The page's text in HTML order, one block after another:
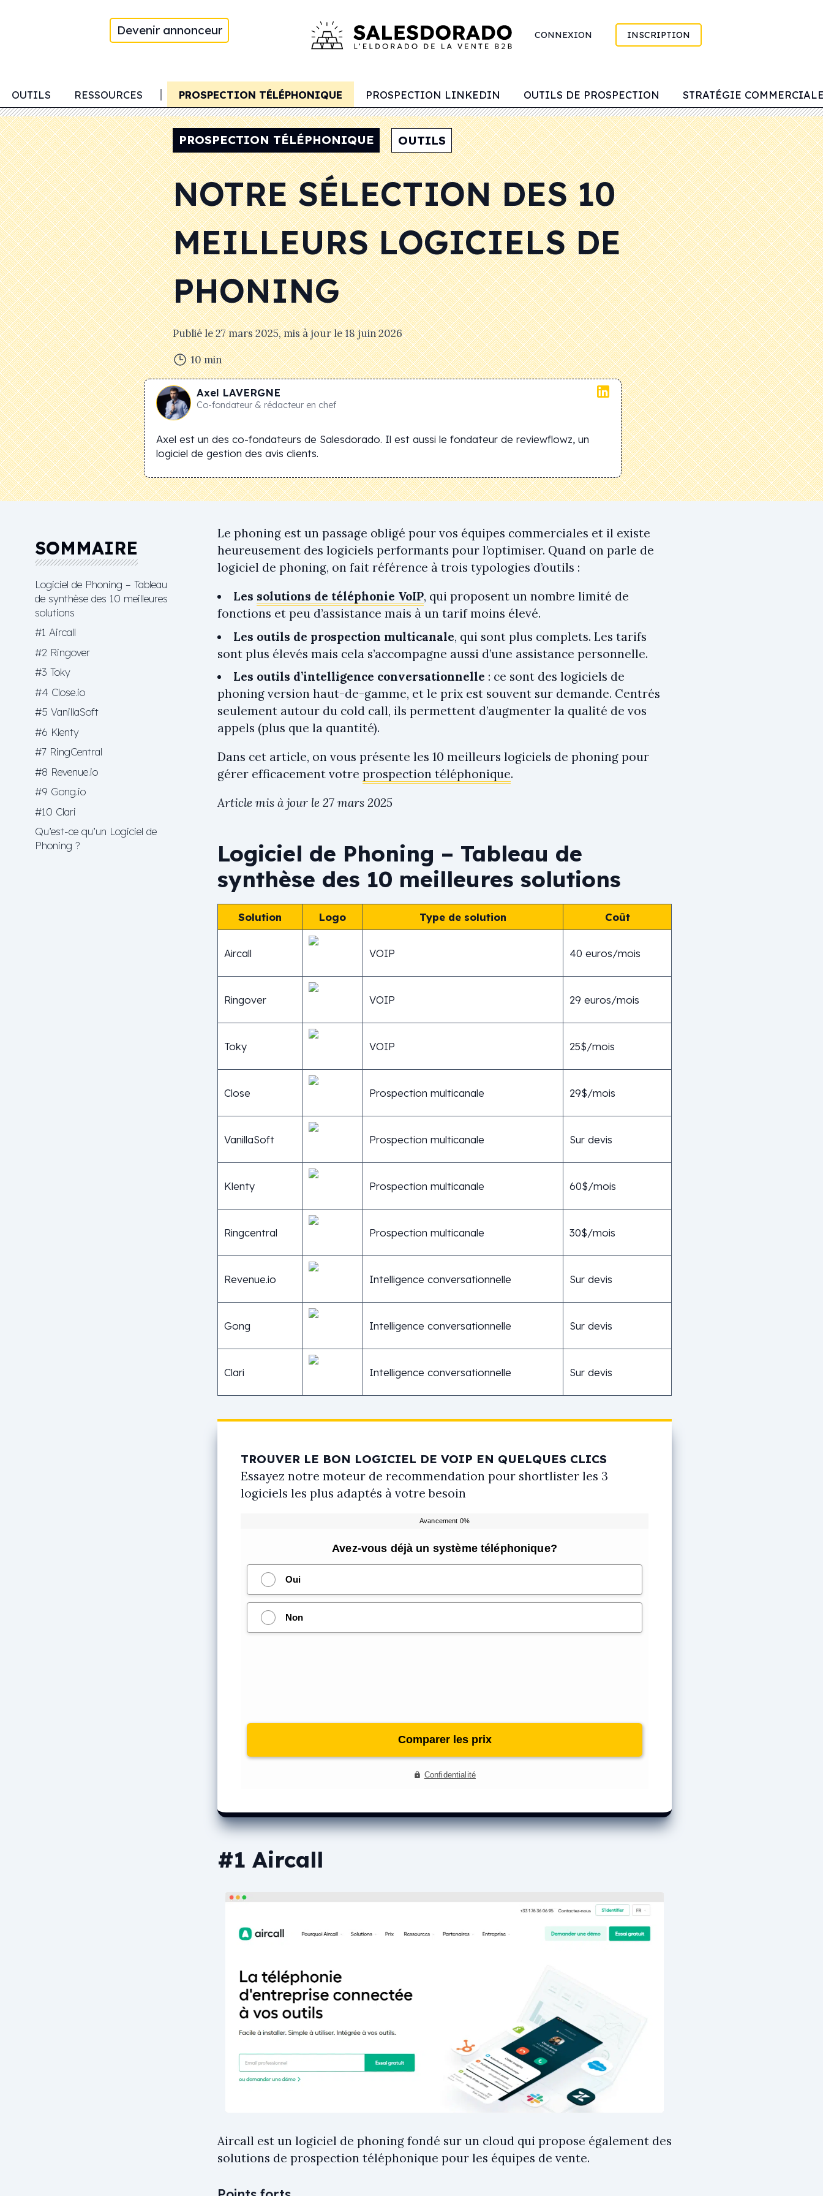
Devenir annonceur CONNEXION INSCRIPTION
OUTILS RESSOURCES
PROSPECTION PAR EMAIL PROSPECTION TÉLÉPHONIQUE PROSPECTION LINKEDIN OUTILS DE PROSPECTION STRATÉGIE
PROSPECTION TÉLÉPHONIQUE OUTILS
NOTRE SÉLECTION DES 10
MEILLEURS LOGICIELS DE
PHONING
Publié le27 mars 2025, mis à jour le18 juin 2026
10 min
Axel LAVERGNE
Co-fondateur & rédacteur en chef
Axel est un des co-fondateurs de Salesdorado. Il est aussi le fondateur de reviewflowz, un
logiciel de gestion des avis clients.
SOMMAIRE
Logiciel de Phoning – Tableau
de synthèse des 10 meilleures
solutions
#1 Aircall
#2 Ringover
#3 Toky
#4 Close.io
#5 VanillaSoft
#6 Klenty
#7 RingCentral
#8 Revenue.io
#9 Gong.io
#10 Clari
Qu’est-ce qu’un Logiciel de
Phoning ?
Le phoning est un passage obligé pour vos équipes commerciales et il existe
heureusement des logiciels performants pour l’optimiser. Quand on parle de
logiciel de phoning, on fait référence à trois typologies d’outils :
Les solutions de téléphonie VoIP, qui proposent un nombre limité de
fonctions et peu d’assistance mais à un tarif moins élevé.
Les outils de prospection multicanale, qui sont plus complets. Les tarifs
sont plus élevés mais cela s’accompagne aussi d’une assistance personnelle.
Les outils d’intelligence conversationnelle : ce sont des logiciels de
phoning version haut-de-gamme, et le prix est souvent sur demande. Centrés
seulement autour du cold call, ils permettent d’augmenter la qualité de vos
appels (plus que la quantité).
Dans cet article, on vous présente les 10 meilleurs logiciels de phoning pour
gérer efficacement votre prospection téléphonique.
Article mis à jour le 27 mars 2025
Logiciel de Phoning – Tableau de
synthèse des 10 meilleures solutions
Solution Logo Type de solution Coût
Aircall VOIP 40 euros/mois
Ringover VOIP 29 euros/mois
Toky VOIP 25$/mois
Close Prospection multicanale 29$/mois
VanillaSoft Prospection multicanale Sur devis
Klenty Prospection multicanale 60$/mois
Ringcentral Prospection multicanale 30$/mois
Revenue.io Intelligence conversationnelle Sur devis
Gong Intelligence conversationnelle Sur devis
Clari Intelligence conversationnelle Sur devis
TROUVER LE BON LOGICIEL DE VOIP EN QUELQUES CLICS
Essayez notre moteur de recommendation pour shortlister les 3
logiciels les plus adaptés à votre besoin
#1 Aircall
Aircall est un logiciel de phoning fondé sur un cloud qui propose également des
solutions de prospection téléphonique pour les équipes de vente.